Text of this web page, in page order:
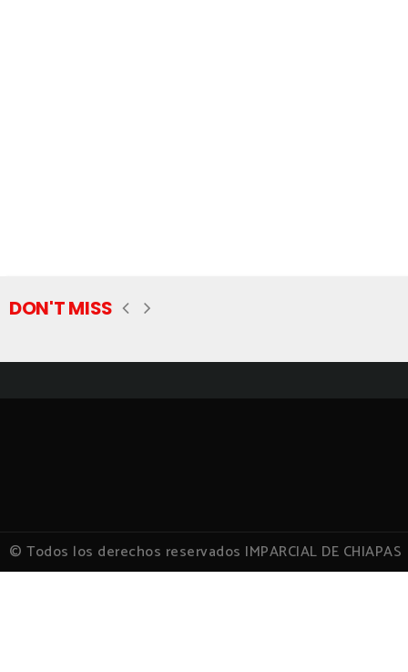
DON'T MISS
© Todos los derechos reservados IMPARCIAL DE CHIAPAS